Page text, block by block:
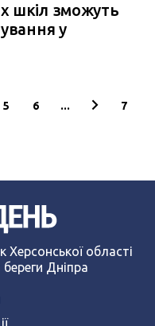
шкіл зможуть
у
5 6 ... 7
області
Дніпра